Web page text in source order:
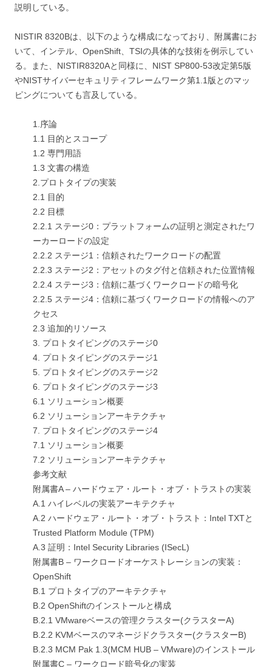
説明している。
NISTIR 8320Bは、以下のような構成になっており、附属書にお
いて、インテル、OpenShift、TSIの具体的な技術を例示してい
る。また、NISTIR8320Aと同様に、NIST SP800-53改定第5版
やNISTサイバーセキュリティフレームワーク第1.1版とのマッ
ピングについても言及している。
1.序論
1.1 目的とスコープ
1.2 専門用語
1.3 文書の構造
2.プロトタイプの実装
2.1 目的
2.2 目標
2.2.1 ステージ0：プラットフォームの証明と測定されたワ
ーカーロードの設定
2.2.2 ステージ1：信頼されたワークロードの配置
2.2.3 ステージ2：アセットのタグ付と信頼された位置情報
2.2.4 ステージ3：信頼に基づくワークロードの暗号化
2.2.5 ステージ4：信頼に基づくワークロードの情報へのア
クセス
2.3 追加的リソース
3. プロトタイピングのステージ0
4. プロトタイピングのステージ1
5. プロトタイピングのステージ2
6. プロトタイピングのステージ3
6.1 ソリューション概要
6.2 ソリューションアーキテクチャ
7. プロトタイピングのステージ4
7.1 ソリューション概要
7.2 ソリューションアーキテクチャ
参考文献
附属書A – ハードウェア・ルート・オブ・トラストの実装
A.1 ハイレベルの実装アーキテクチャ
A.2 ハードウェア・ルート・オブ・トラスト：Intel TXTと
Trusted Platform Module (TPM)
A.3 証明：Intel Security Libraries (ISecL)
附属書B – ワークロードオーケストレーションの実装：
OpenShift
B.1 プロトタイプのアーキテクチャ
B.2 OpenShiftのインストールと構成
B.2.1 VMwareベースの管理クラスター(クラスターA)
B.2.2 KVMベースのマネージドクラスター(クラスターB)
B.2.3 MCM Pak 1.3(MCM HUB – VMware)のインストール
附属書C – ワークロード暗号化の実装